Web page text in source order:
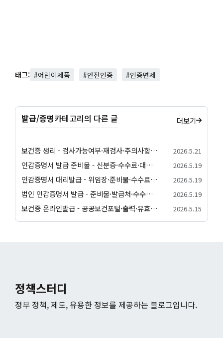
태그: #어린이제품 #안전인증 #인증면제
발급/증명카테고리의 다른 글 더보기
보건증 생리 - 검사가능여부·재검사·주의사항 안내 2026.5.21
인감증명서 발급 준비물 - 신분증·수수료·대리발급 안내 2026.5.19
인감증명서 대리발급 - 위임장·준비물·수수료 안내 2026.5.19
법인 인감증명서 발급 - 준비물·발급처·수수료 안내 2026.5.19
보건증 온라인발급 - 공공보건포털·출력·유효기간 안내 2026.5.15
정책스터디
정부 정책, 제도, 유용한 정보를 제공하는 블로그입니다.